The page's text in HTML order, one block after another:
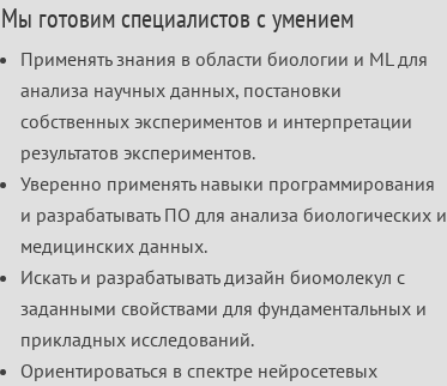
Мы готовим специалистов с умением
Применять знания в области биологии и ML для
анализа научных данных, постановки
собственных экспериментов и интерпретации
результатов экспериментов.
Уверенно применять навыки программирования
и разрабатывать ПО для анализа биологических и
медицинских данных.
Искать и разрабатывать дизайн биомолекул с
заданными свойствами для фундаментальных и
прикладных исследований.
Ориентироваться в спектре нейросетевых